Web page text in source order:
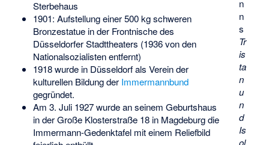
n
n
s
Tr
is
ta
n
u
n
d
Is
ol
Sterbehaus
1901: Aufstellung einer 500 kg schweren
Bronzestatue in der Frontnische des
Düsseldorfer Stadttheaters (1936 von den
Nationalsozialisten entfernt)
1918 wurde in Düsseldorf als Verein der
kulturellen Bildung der Immermannbund
gegründet.
Am 3. Juli 1927 wurde an seinem Geburtshaus
in der Große Klosterstraße 18 in Magdeburg die
Immermann-Gedenktafelmit einem Reliefbild